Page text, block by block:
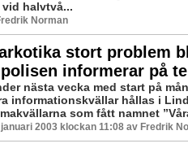
halvtvå...
Norman
stort problem
informerar på
nästa vecka med start på
informationskvällar hållas i
som fått namnet
2003 klockan 11:08 av Fredrik